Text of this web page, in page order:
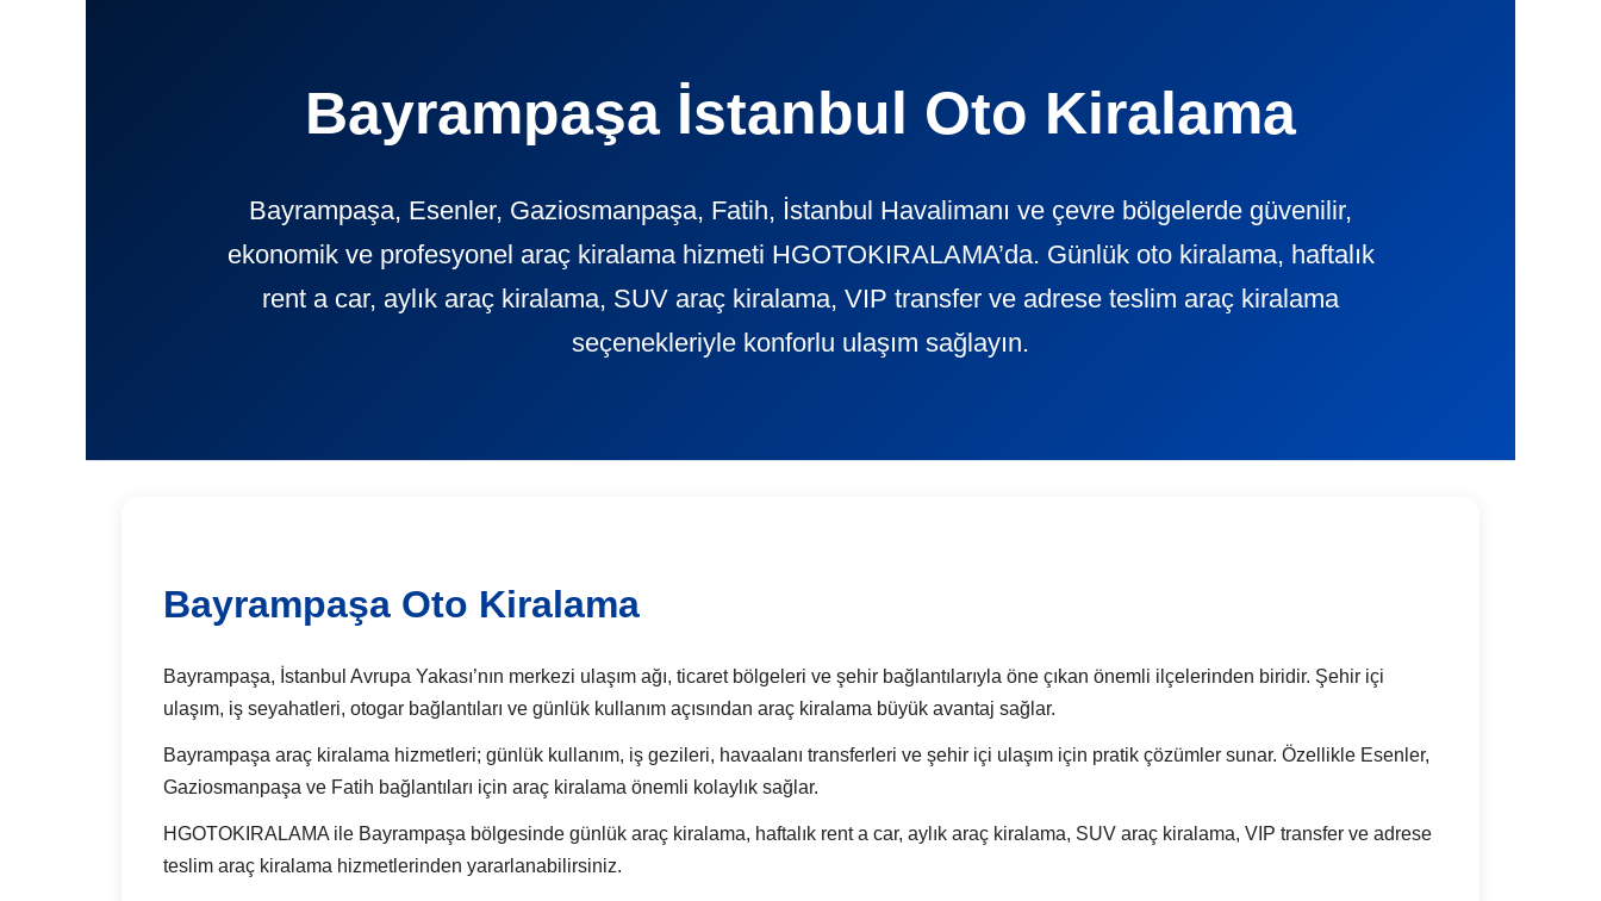
Bayrampaşa İstanbul Oto Kiralama
Bayrampaşa, Esenler, Gaziosmanpaşa, Fatih, İstanbul Havalimanı ve çevre bölgelerde güvenilir,
ekonomik ve profesyonel araç kiralama hizmeti HGOTOKIRALAMA’da. Günlük oto kiralama, haftalık
rent a car, aylık araç kiralama, SUV araç kiralama, VIP transfer ve adrese teslim araç kiralama
seçenekleriyle konforlu ulaşım sağlayın.
Bayrampaşa Oto Kiralama
Bayrampaşa, İstanbul Avrupa Yakası’nın merkezi ulaşım ağı, ticaret bölgeleri ve şehir bağlantılarıyla öne çıkan önemli ilçelerinden biridir. Şehir içi
ulaşım, iş seyahatleri, otogar bağlantıları ve günlük kullanım açısından araç kiralama büyük avantaj sağlar.
Bayrampaşa araç kiralama hizmetleri; günlük kullanım, iş gezileri, havaalanı transferleri ve şehir içi ulaşım için pratik çözümler sunar. Özellikle Esenler,
Gaziosmanpaşa ve Fatih bağlantıları için araç kiralama önemli kolaylık sağlar.
HGOTOKIRALAMA ile Bayrampaşa bölgesinde günlük araç kiralama, haftalık rent a car, aylık araç kiralama, SUV araç kiralama, VIP transfer ve adrese
teslim araç kiralama hizmetlerinden yararlanabilirsiniz.